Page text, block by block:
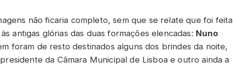
não ficaria completo, sem que se relate que foi feita
às antigas glórias das duas formações elencadas: Nuno
foram de resto destinados alguns dos brindes da noite,
da Câmara Municipal de Lisboa e outro ainda a